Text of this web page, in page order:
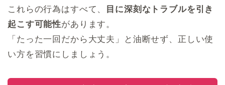
これらの行為はすべて、
目に深刻なトラブルを引き
起こす可能性があります。
「たった一回だから大丈夫」と油断せず、正しい使
い方を習慣にしましょう。